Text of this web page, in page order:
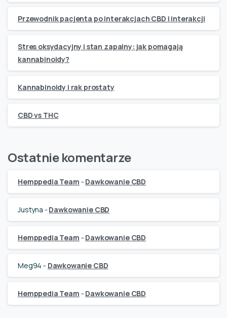
Przewodnik pacjenta po interakcjach CBD i interakcji
Stres oksydacyjny i stan zapalny: jak pomagają
kannabinoidy?
Kannabinoidy i rak prostaty
CBD vs THC
Ostatnie komentarze
Hemppedia Team - Dawkowanie CBD
Justyna - Dawkowanie CBD
Hemppedia Team - Dawkowanie CBD
Meg94 - Dawkowanie CBD
Hemppedia Team - Dawkowanie CBD